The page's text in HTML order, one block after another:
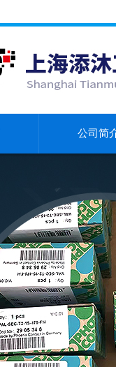
公司简